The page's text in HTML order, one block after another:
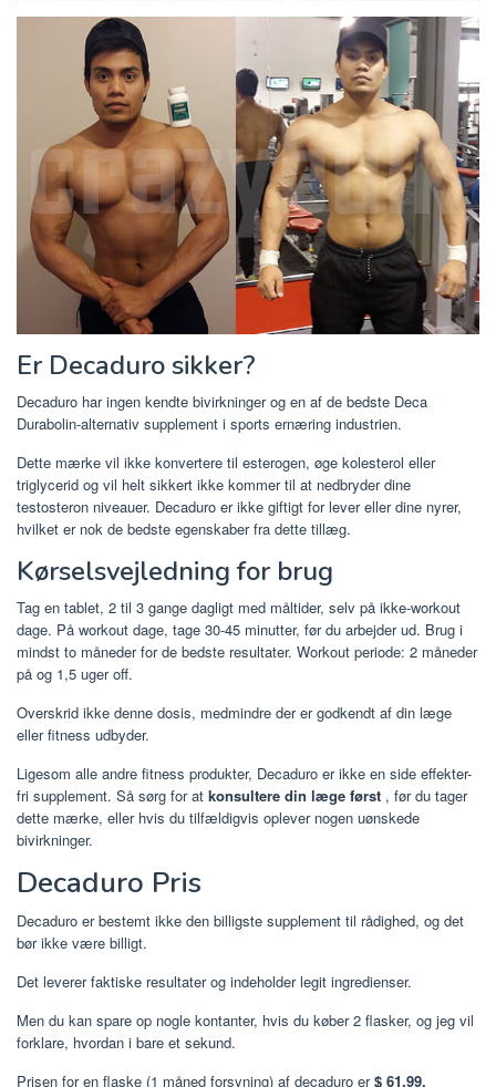
Er Decaduro sikker?
Decaduro har ingen kendte bivirkninger og en af ​​de bedste Deca
Durabolin-alternativ supplement i sports ernæring industrien.
Dette mærke vil ikke konvertere til esterogen, øge kolesterol eller
triglycerid og vil helt sikkert ikke kommer til at nedbryder dine
testosteron niveauer. Decaduro er ikke giftigt for lever eller dine nyrer,
hvilket er nok de bedste egenskaber fra dette tillæg.
Kørselsvejledning for brug
Tag en tablet, 2 til 3 gange dagligt med måltider, selv på ikke-workout
dage. På workout dage, tage 30-45 minutter, før du arbejder ud. Brug i
mindst to måneder for de bedste resultater. Workout periode: 2 måneder
på og 1,5 uger off.
Overskrid ikke denne dosis, medmindre der er godkendt af din læge
eller fitness udbyder.
Ligesom alle andre fitness produkter, Decaduro er ikke en side effekter-
fri supplement. Så sørg for at konsultere din læge først , før du tager
dette mærke, eller hvis du tilfældigvis oplever nogen uønskede
bivirkninger.
Decaduro Pris
Decaduro er bestemt ikke den billigste supplement til rådighed, og det
bør ikke være billigt.
Det leverer faktiske resultater og indeholder legit ingredienser.
Men du kan spare op nogle kontanter, hvis du køber 2 flasker, og jeg vil
forklare, hvordan i bare et sekund.
Prisen for en flaske (1 måned forsyning) af decaduro er$ 61,99.